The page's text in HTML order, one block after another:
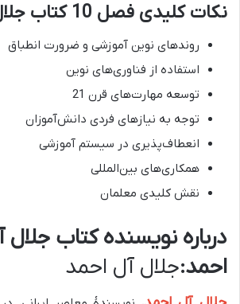
نکات کلیدی فصل 10 کتاب جلال آل احمد:
روندهای نوین آموزشی و ضرورت انطباق
استفاده از فناوری‌های نوین
توسعه مهارت‌های قرن 21
توجه به نیازهای فردی دانش‌آموزان
انعطاف‌پذیری در سیستم آموزشی
همکاری‌های بین‌المللی
نقش کلیدی معلمان
درباره نویسنده کتاب جلال
احمد:جلال آل احمد